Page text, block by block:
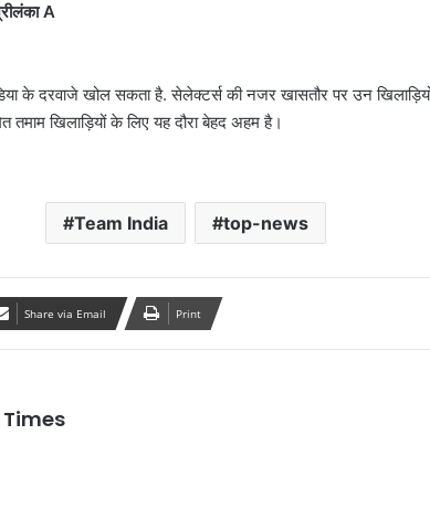
A
के दरवाजे खोल सकता है. सेलेक्टर्स की नजर खासतौर पर उन
ख‍िलाड़‍ियों के लिए यह दौरा बेहद अहम है।
Team India top-news
Share via Email Print